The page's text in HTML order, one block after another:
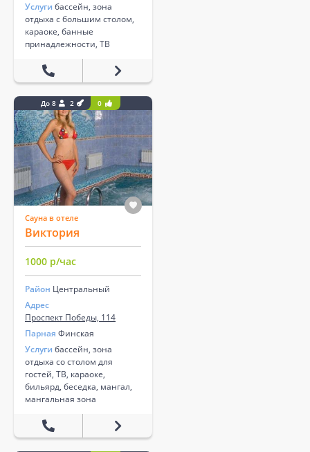
Услуги бассейн, зона
отдыха с большим столом,
караоке, банные
принадлежности, ТВ
До 8 2 0
Сауна в отеле
Виктория
1000 р/час
Район Центральный
Адрес
Проспект Победы, 114
Парная Финская
Услуги бассейн, зона
отдыха со столом для
гостей, ТВ, караоке,
бильярд, беседка, мангал,
мангальная зона